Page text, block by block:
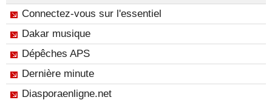
Connectez-vous sur l'essentiel
Dakar musique
Dépêches APS
Dernière minute
Diasporaenligne.net